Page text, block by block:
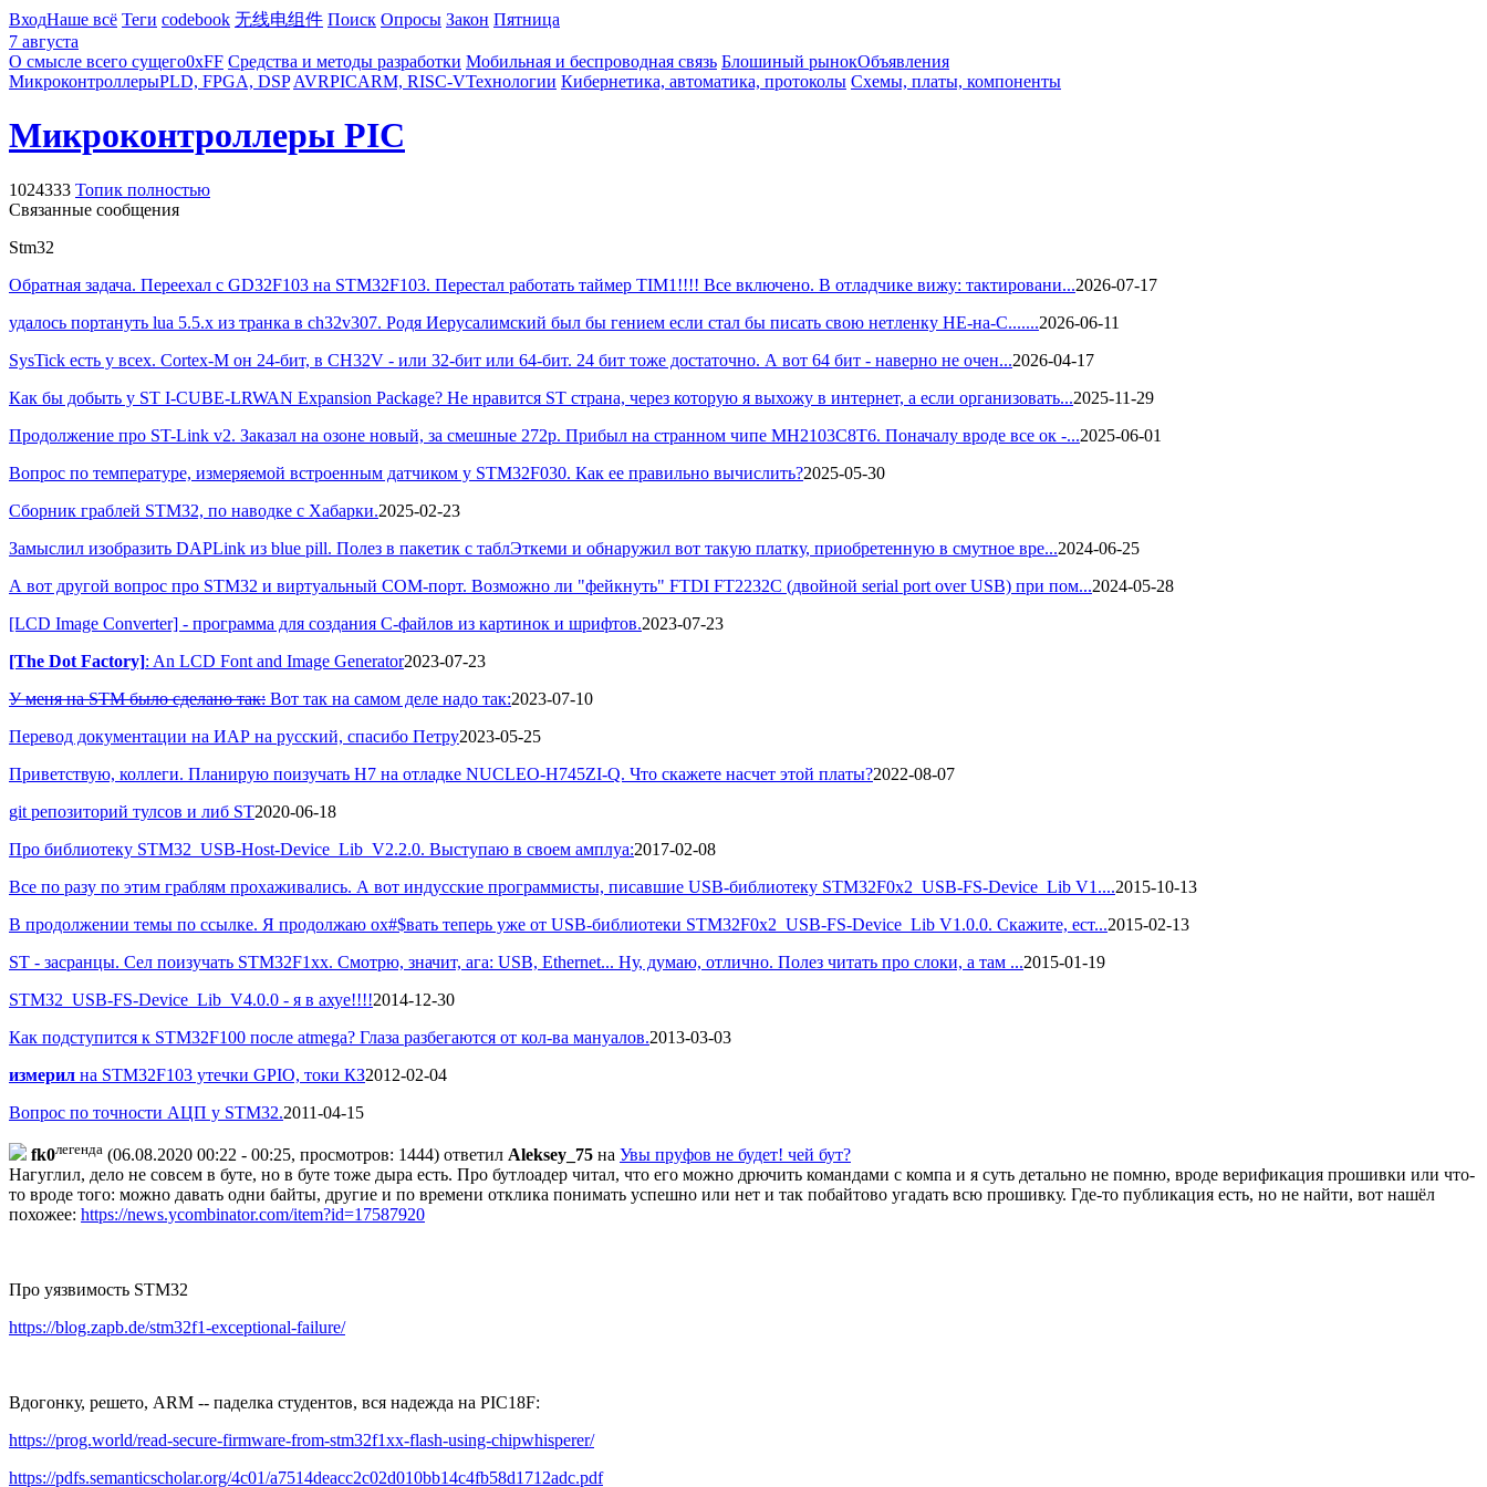
ВходНаше всё Теги codebook 无线电组件 Поиск Опросы Закон Пятница
7 августа
О смысле всего сущего0xFF Средства и методы разработки Мобильная и беспроводная связь Блошиный рынокОбъявления
МикроконтроллерыPLD, FPGA, DSP AVRPICARM, RISC-VТехнологии Кибернетика, автоматика, протоколы Схемы, платы, компоненты
Микроконтроллеры PIC
1024333 Топик полностью
Связанные сообщения
Stm32
Обратная задача. Переехал с GD32F103 на STM32F103. Перестал работать таймер TIM1!!!! Все включено. В отладчике вижу: тактировани...2026-07-17
удалось портануть lua 5.5.x из транка в ch32v307. Родя Иерусалимский был бы гением если стал бы писать свою нетленку НЕ-на-С.......2026-06-11
SysTick есть у всех. Cortex-M он 24-бит, в CH32V - или 32-бит или 64-бит. 24 бит тоже достаточно. А вот 64 бит - наверно не очен...2026-04-17
Как бы добыть у ST I-CUBE-LRWAN Expansion Package? Не нравится ST страна, через которую я выхожу в интернет, а если организовать...2025-11-29
Продолжение про ST-Link v2. Заказал на озоне новый, за смешные 272р. Прибыл на странном чипе MH2103C8T6. Поначалу вроде все ок -...2025-06-01
Вопрос по температуре, измеряемой встроенным датчиком у STM32F030. Как ее правильно вычислить?2025-05-30
Сборник граблей STM32, по наводке с Хабарки.2025-02-23
Замыслил изобразить DAPLink из blue рill. Полез в пакетик с таблЭткеми и обнаружил вот такую платку, приобретенную в смутное вре...2024-06-25
А вот другой вопрос про STM32 и виртуальный COM-порт. Возможно ли "фейкнуть" FTDI FT2232C (двойной serial port over USB) при пом...2024-05-28
[LCD Image Converter] - программа для создания С-файлов из картинок и шрифтов.2023-07-23
[The Dot Factory]: An LCD Font and Image Generator2023-07-23
У меня на STM было сделано так: Вот так на самом деле надо так:2023-07-10
Перевод документации на ИАР на русский, спасибо Петру2023-05-25
Приветствую, коллеги. Планирую поизучать H7 на отладке NUCLEO-H745ZI-Q. Что скажете насчет этой платы?2022-08-07
git репозиторий тулсов и либ ST2020-06-18
Про библиотеку STM32_USB-Host-Device_Lib_V2.2.0. Выступаю в своем амплуа:2017-02-08
Все по разу по этим граблям прохаживались. А вот индусские программисты, писавшие USB-библиотеку STM32F0x2_USB-FS-Device_Lib V1....2015-10-13
В продолжении темы по ссылке. Я продолжаю ох#$вать теперь уже от USB-библиотеки STM32F0x2_USB-FS-Device_Lib V1.0.0. Скажите, ест...2015-02-13
ST - засранцы. Сел поизучать STM32F1xx. Смотрю, значит, ага: USB, Ethernet... Ну, думаю, отлично. Полез читать про слоки, а там ...2015-01-19
STM32_USB-FS-Device_Lib_V4.0.0 - я в ахуе!!!!2014-12-30
Как подступится к STM32F100 после atmega? Глаза разбегаются от кол-ва мануалов.2013-03-03
измерил на STM32F103 утечки GPIO, токи КЗ2012-02-04
Вопрос по точности АЦП у STM32.2011-04-15
fk0легенда (06.08.2020 00:22 - 00:25, просмотров: 1444) ответил Aleksey_75 на Увы пруфов не будет! чей бут?
Нагуглил, дело не совсем в буте, но в буте тоже дыра есть. Про бутлоадер читал, что его можно дрючить командами с компа и я суть детально не помню, вроде верификация прошивки или что-
то вроде того: можно давать одни байты, другие и по времени отклика понимать успешно или нет и так побайтово угадать всю прошивку. Где-то публикация есть, но не найти, вот нашёл
похожее: https://news.ycombinator.com/item?id=17587920
Про уязвимость STM32
https://blog.zapb.de/stm32f1-exceptional-failure/
Вдогонку, решето, ARM -- паделка студентов, вся надежда на PIC18F:
https://prog.world/read-secure-firmware-from-stm32f1xx-flash-using-chipwhisperer/
https://pdfs.semanticscholar.org/4c01/a7514deacc2c02d010bb14c4fb58d1712adc.pdf